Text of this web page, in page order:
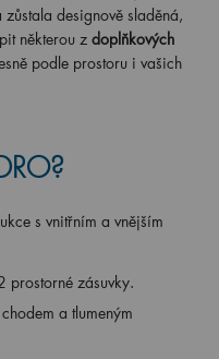
designově sladěná,
některou z doplňkových
podle prostoru i vašich
s vnitřním a vnějším
prostorné zásuvky.
a tlumeným